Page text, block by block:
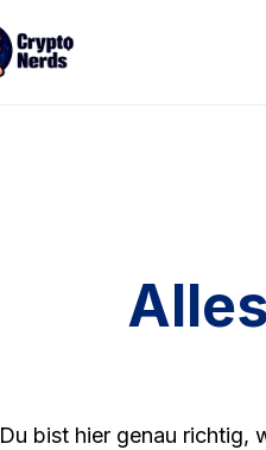
Du bist hier genau richtig,